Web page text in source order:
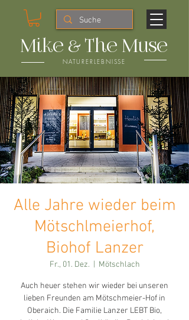
Mike & The Muse
NATURERLEBNISSE
Alle Jahre wieder beim
Mötschlmeierhof,
Biohof Lanzer
Fr., 01. Dez. Mötschlach
Auch heuer stehen wir wieder bei unseren
lieben Freunden am Mötschmeier-Hof in
Oberaich. Die Familie Lanzer LEBT Bio,